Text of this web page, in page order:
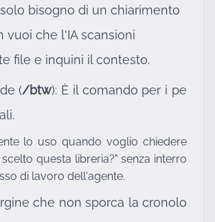
bisogno di un chiarimento
vuoi che l'IA scansioni
file e inquini il contesto.
(/btw): È il comando per i pe
lo uso quando voglio chiedere
scelto questa libreria?" senza interro
di lavoro dell'agente.
che non sporca la cronolo